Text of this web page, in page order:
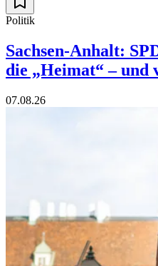
Politik
Sachsen-Anhalt:
die „Heimat“ – und
07.08.26